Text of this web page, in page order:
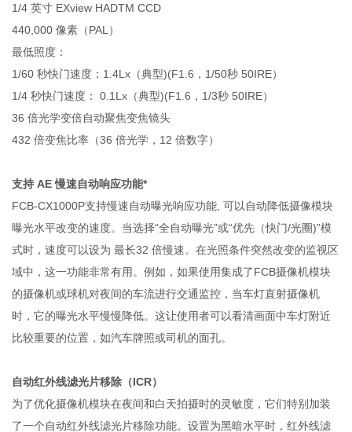
1/4 英寸 EXview HADTM CCD
440,000 像素（PAL）
最低照度：
1/60 秒快门速度：1.4Lx（典型)(F1.6，1/50秒 50IRE）
1/4 秒快门速度： 0.1Lx（典型)(F1.6，1/3秒 50IRE）
36 倍光学变倍自动聚焦变焦镜头
432 倍变焦比率（36 倍光学，12 倍数字）
支持 AE 慢速自动响应功能*
FCB-CX1000P支持慢速自动曝光响应功能, 可以自动降低摄像模块
曝光水平改变的速度。当选择“全自动曝光”或“优先（快门/光圈)”模
式时，速度可以设为 最长32 倍慢速。在光照条件突然改变的监视区
域中，这一功能非常有用。例如，如果使用集成了FCB摄像机模块
的摄像机或球机对夜间的车流进行交通监控，当车灯直射摄像机
时，它的曝光水平慢慢降低。这让使用者可以看清画面中车灯附近
比较重要的位置，如汽车牌照或司机的面孔。
自动红外线滤光片移除（ICR）
为了优化摄像机模块在夜间和白天拍摄时的灵敏度，它们特别加装
了一个自动红外线滤光片移除功能。设置为黑暗水平时，红外线滤